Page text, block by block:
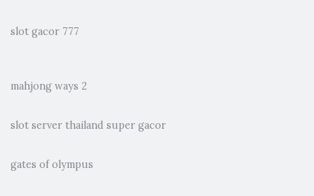
slot gacor 777
mahjong ways 2
slot server thailand super gacor
gates of olympus